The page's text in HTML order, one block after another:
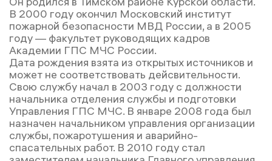
В 2000 году окончил Московский институт
пожарной безопасности МВД России, а в 2005
году — факультет руководящих кадров
Академии ГПС МЧС России.
Дата рождения взята из открытых источников и
может не соответствовать дейсвительности.
Свою службу начал в 2003 году с должности
начальника отделения службы и подготовки
Управления ГПС МЧС. В январе 2008 года был
назначен начальником управления организации
службы, пожаротушения и аварийно-
спасательных работ. В 2010 году стал